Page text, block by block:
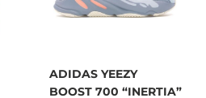
ADIDAS YEEZY
BOOST 700 “INERTIA”